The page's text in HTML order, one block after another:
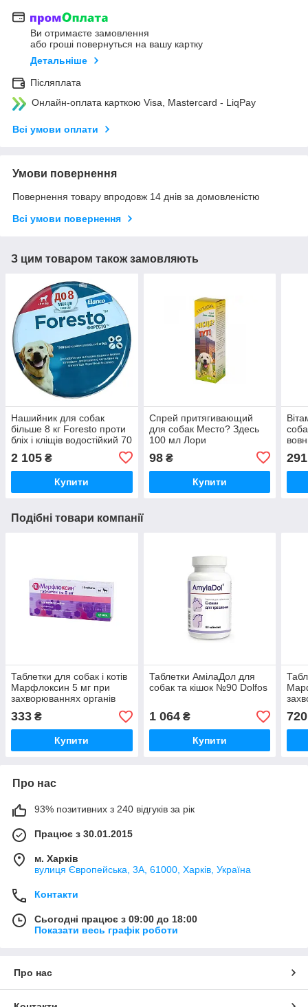
Ви отримаєте замовлення
або гроші повернуться на вашу картку
Детальніше
Післяплата
Онлайн-оплата карткою Visa, Mastercard - LiqPay
Всі умови оплати
Умови повернення
Повернення товару впродовж 14 днів за домовленістю
Всі умови повернення
З цим товаром також замовляють
Нашийник для собак
більше 8 кг Foresto проти
бліх і кліщів водостійкий 70
2 105 ₴
Купити
Спрей притягивающий
для собак Место? Здесь
100 мл Лори
98₴
Купити
291
Подібні товари компанії
Таблетки для собак і котів
Марфлоксин 5 мг при
захворюваннях органів
дихання та сечостатевої
системи №10 KRKA
333 ₴
Купити
Таблетки АмілаДол для
собак та кішок №90 Dolfos
1 064₴
Купити
720
Про нас
93% позитивних з 240 відгуків за рік
Працює з 30.01.2015
м. Харків
вулиця Європейська, 3А, 61000, Харків, Україна
Контакти
Сьогодні працює з 09:00 до 18:00
Показати весь графік роботи
Про нас